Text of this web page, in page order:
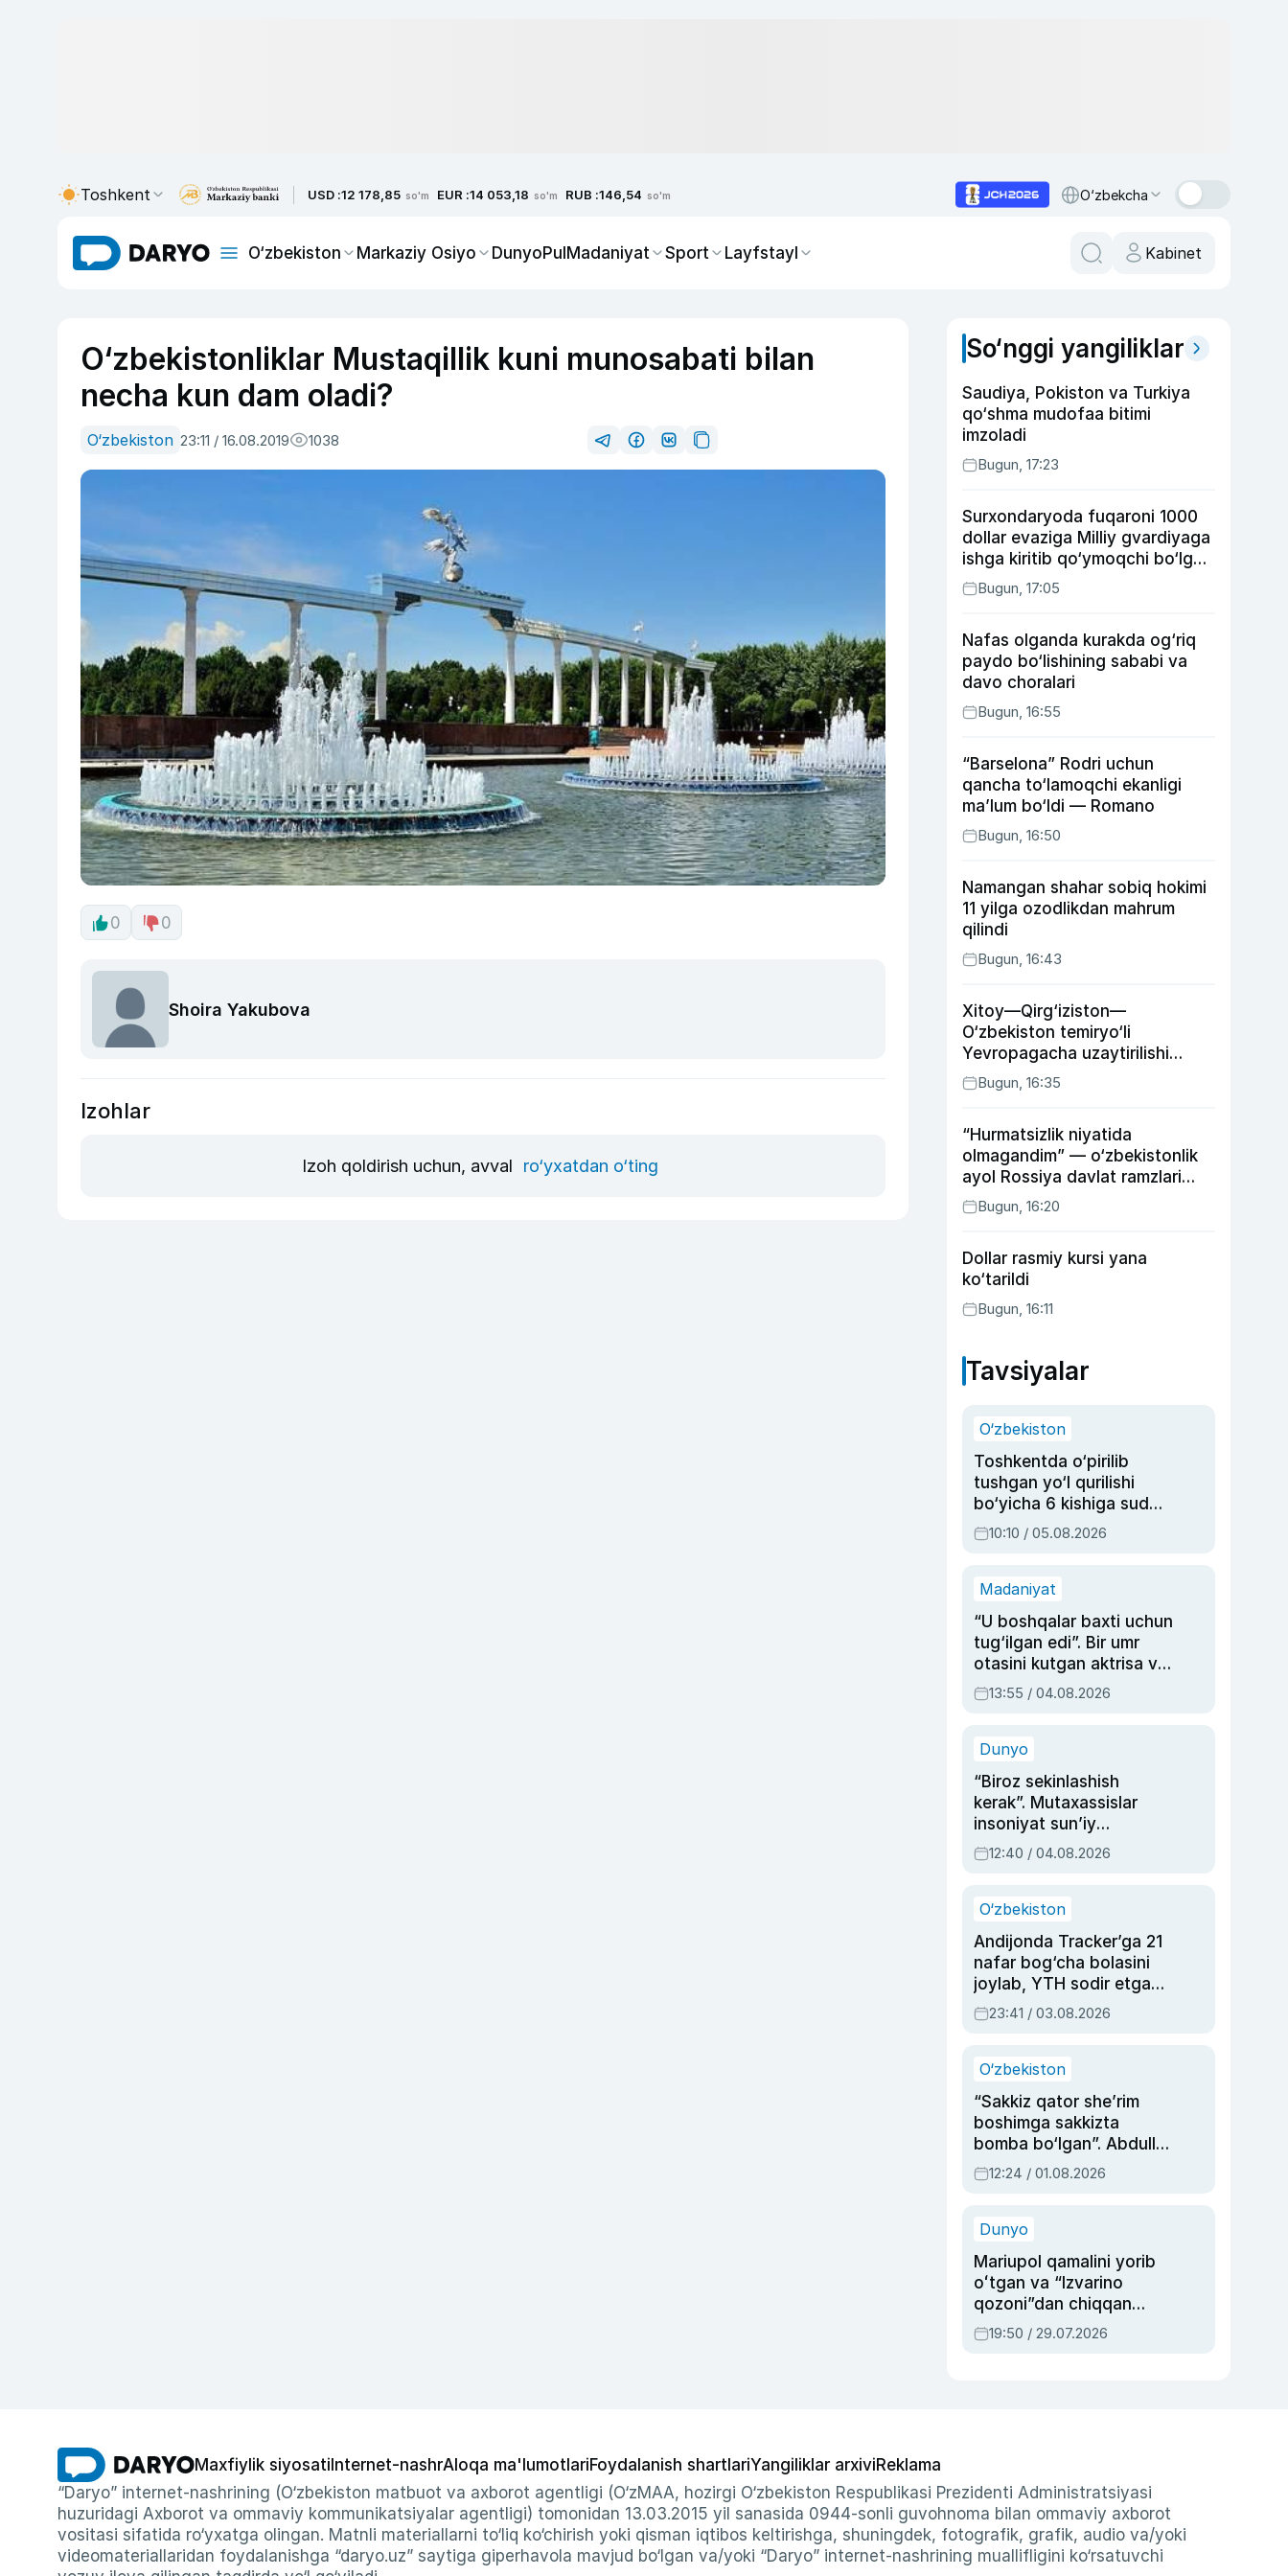
Toshkent USD :12 178,85 so'm EUR :14 053,18 so'm RUB :146,54 so'm O‘zbekcha
O‘zbekiston Markaziy Osiyo DunyoPulMadaniyat Sport Layfstayl Kabinet
O‘zbekistonliklar Mustaqillik kuni munosabati bilan
necha kun dam oladi?
O‘zbekiston 23:11 / 16.08.2019 1038
0 0
Shoira Yakubova
Izohlar
Izoh qoldirish uchun, avval ro‘yxatdan o‘ting
So‘nggi yangiliklar
Saudiya, Pokiston va Turkiya
qo‘shma mudofaa bitimi
imzoladi
Bugun, 17:23
Surxondaryoda fuqaroni 1000
dollar evaziga Milliy gvardiyaga
ishga kiritib qo‘ymoqchi bo‘lgan
shaxs ushlandi
Bugun, 17:05
Nafas olganda kurakda og‘riq
paydo bo‘lishining sababi va
davo choralari
Bugun, 16:55
“Barselona” Rodri uchun
qancha to‘lamoqchi ekanligi
ma’lum bo‘ldi — Romano
Bugun, 16:50
Namangan shahar sobiq hokimi
11 yilga ozodlikdan mahrum
qilindi
Bugun, 16:43
Xitoy—Qirg‘iziston—
O‘zbekiston temiryo‘li
Yevropagacha uzaytirilishi
mumkin
Bugun, 16:35
“Hurmatsizlik niyatida
olmagandim” — o‘zbekistonlik
ayol Rossiya davlat ramzlari
tushirilgan poyandoz haqida
Bugun, 16:20
Dollar rasmiy kursi yana
ko‘tarildi
Bugun, 16:11
Tavsiyalar
O‘zbekiston
Toshkentda o‘pirilib
tushgan yo‘l qurilishi
bo‘yicha 6 kishiga sud
hukmi o‘qildi
10:10 / 05.08.2026
Madaniyat
“U boshqalar baxti uchun
tug‘ilgan edi”. Bir umr
otasini kutgan aktrisa va
dublyaj ustasi Rimma
Ahmedovaning
13:55 / 04.08.2026
Dunyo
“Biroz sekinlashish
kerak”. Mutaxassislar
insoniyat sun’iy
intellektni boshqara
olmay qolishidan xavotir
12:40 / 04.08.2026
O‘zbekiston
Andijonda Tracker’ga 21
nafar bog‘cha bolasini
joylab, YTH sodir etgan
ayolga sud hukmi o‘qildi
23:41 / 03.08.2026
O‘zbekiston
“Sakkiz qator she’rim
boshimga sakkizta
bomba bo‘lgan”. Abdulla
Oripovni siyosiy
ayblovlardan asrab
12:24 / 01.08.2026
Dunyo
Mariupol qamalini yorib
oʻtgan va “Izvarino
qozoni”dan chiqqan
qahramon — Ukraina
armiyasi bosh
19:50 / 29.07.2026
Maxfiylik siyosati Internet-nashrAloqa ma'lumotlariFoydalanish shartlariYangiliklar arxiviReklama
“Daryo” internet-nashrining (O‘zbekiston matbuot va axborot agentligi (O‘zMAA, hozirgi O‘zbekiston Respublikasi Prezidenti Administratsiyasi
huzuridagi Axborot va ommaviy kommunikatsiyalar agentligi) tomonidan 13.03.2015 yil sanasida 0944-sonli guvohnoma bilan ommaviy axborot
vositasi sifatida ro‘yxatga olingan. Matnli materiallarni to‘liq ko‘chirish yoki qisman iqtibos keltirishga, shuningdek, fotografik, grafik, audio va/yoki
videomateriallaridan foydalanishga “daryo.uz” saytiga giperhavola mavjud bo‘lgan va/yoki “Daryo” internet-nashrining muallifligini ko‘rsatuvchi